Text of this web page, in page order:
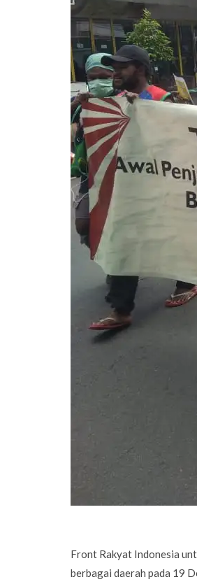
Front Rakyat Indonesia
berbagai daerah pada 19